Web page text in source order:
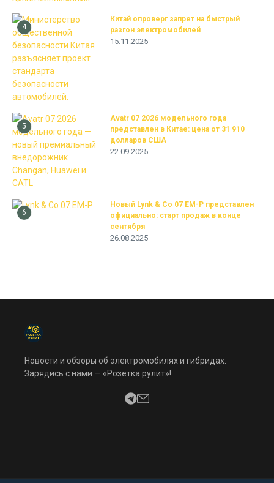
4
Китай опроверг запрет на быстрый
разгон электромобилей
15.11.2025
5
Avatr 07 2026 модельного года
представлен в Китае: цена от 31 910
долларов США
22.09.2025
6
Новый Lynk & Co 07 EM-P представлен
официально: старт продаж в конце
сентября
26.08.2025
Новости и обзоры об электромобилях и гибридах.
Зарядись с нами — «Розетка рулит»!